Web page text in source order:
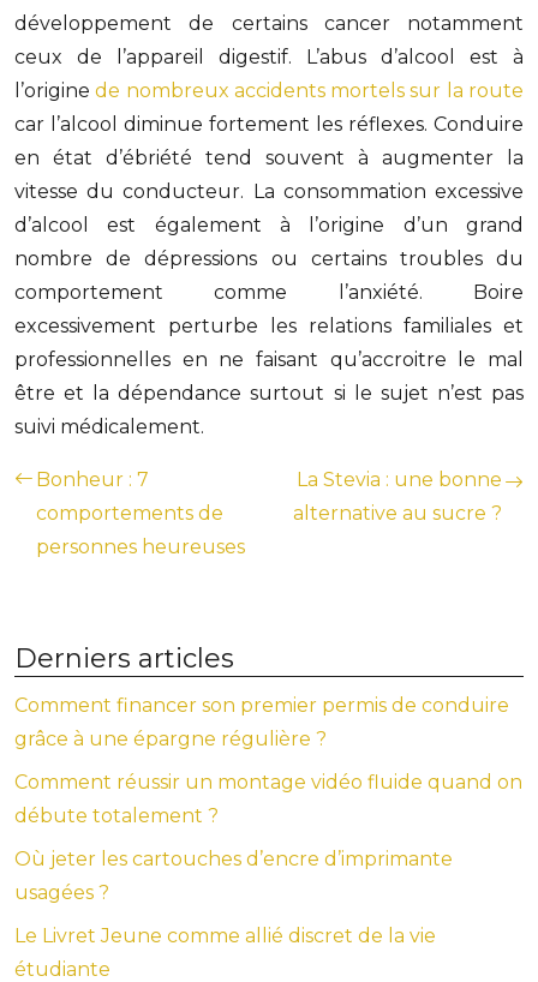
développement de certains cancer notamment
ceux de l’appareil digestif. L’abus d’alcool est à
l’originede nombreux accidents mortels sur la route
car l’alcool diminue fortement les réflexes. Conduire
en état d’ébriété tend souvent à augmenter la
vitesse du conducteur. La consommation excessive
d’alcool est également à l’origine d’un grand
nombre de dépressions ou certains troubles du
comportement comme l’anxiété. Boire
excessivement perturbe les relations familiales et
professionnelles en ne faisant qu’accroitre le mal
être et la dépendance surtout si le sujet n’est pas
suivi médicalement.
Bonheur : 7
comportements de
personnes heureuses
La Stevia : une bonne
alternative au sucre ?
Derniers articles
Comment financer son premier permis de conduire
grâce à une épargne régulière ?
Comment réussir un montage vidéo fluide quand on
débute totalement ?
Où jeter les cartouches d’encre d’imprimante
usagées ?
Le Livret Jeune comme allié discret de la vie
étudiante